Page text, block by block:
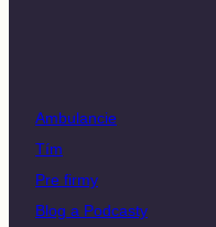
Ambulancie
Tím
Pre firmy
Blog a Podcasty